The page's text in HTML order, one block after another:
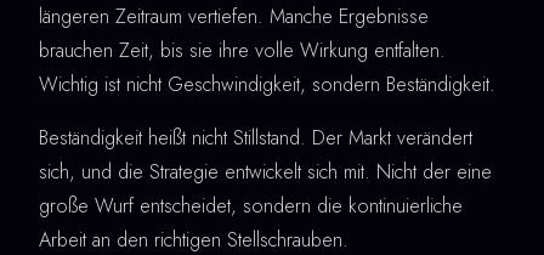
längeren Zeitraum vertiefen. Manche Ergebnisse
brauchen Zeit, bis sie ihre volle Wirkung entfalten.
Wichtig ist nicht Geschwindigkeit, sondern Beständigkeit.
Beständigkeit heißt nicht Stillstand. Der Markt verändert
sich, und die Strategie entwickelt sich mit. Nicht der eine
große Wurf entscheidet, sondern die kontinuierliche
Arbeit an den richtigen Stellschrauben.